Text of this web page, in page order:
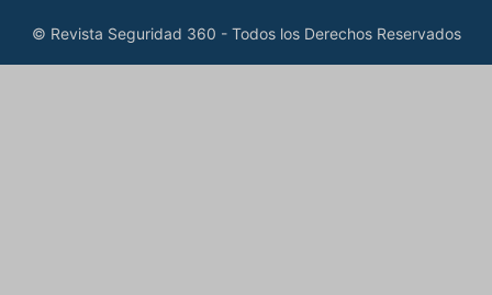
© Revista Seguridad 360 - Todos los Derechos Reservados